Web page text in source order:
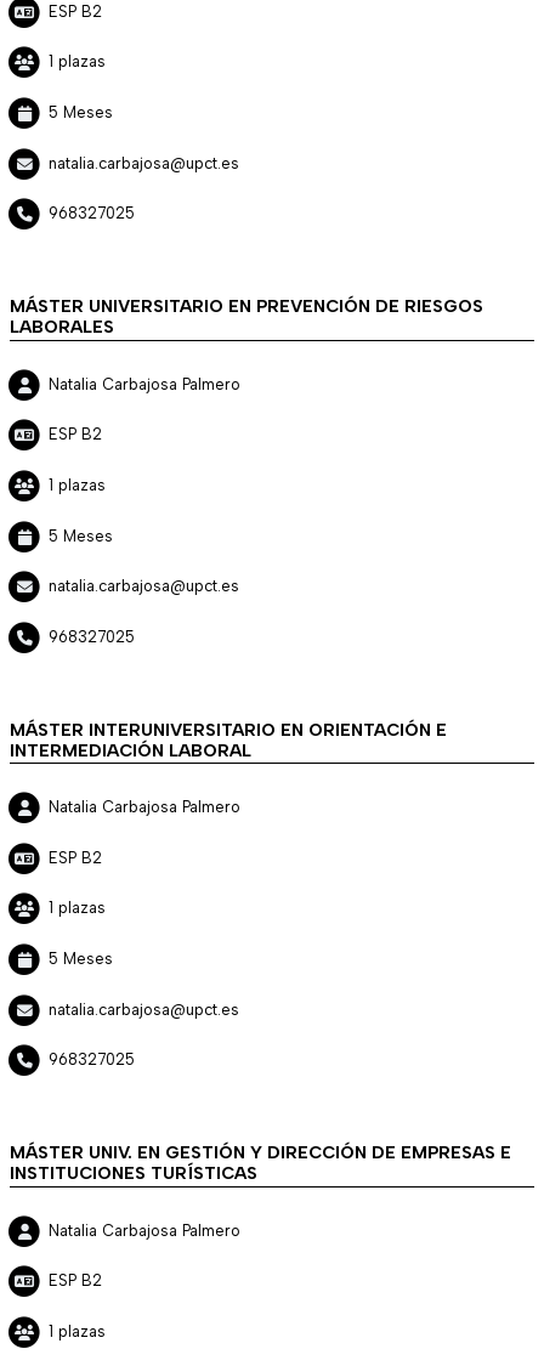
ESP B2
1 plazas
5 Meses
natalia.carbajosa@upct.es
968327025
MÁSTER UNIVERSITARIO EN PREVENCIÓN DE RIESGOS
LABORALES
Natalia Carbajosa Palmero
ESP B2
1 plazas
5 Meses
natalia.carbajosa@upct.es
968327025
MÁSTER INTERUNIVERSITARIO EN ORIENTACIÓN E
INTERMEDIACIÓN LABORAL
Natalia Carbajosa Palmero
ESP B2
1 plazas
5 Meses
natalia.carbajosa@upct.es
968327025
MÁSTER UNIV. EN GESTIÓN Y DIRECCIÓN DE EMPRESAS E
INSTITUCIONES TURÍSTICAS
Natalia Carbajosa Palmero
ESP B2
1 plazas